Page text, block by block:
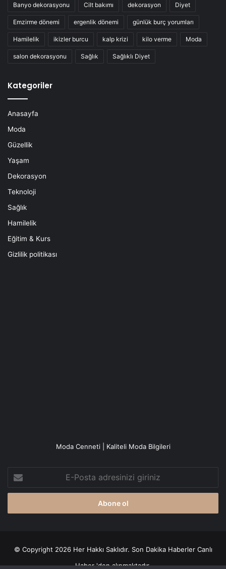
Banyo dekorasyonu Cilt bakımı dekorasyon Diyet
Emzirme dönemi ergenlik dönemi günlük burç yorumları
Hamilelik ikizler burcu kalp krizi kilo verme Moda
salon dekorasyonu Sağlık Sağlıklı Diyet
Kategoriler
Anasayfa
Moda
Güzellik
Yaşam
Dekorasyon
Teknoloji
Sağlık
Hamilelik
Eğitim & Kurs
Gizlilik politikası
Moda Cenneti | Kaliteli Moda Bilgileri
Posta
adresinizi
© Copyright 2026 Her Hakkı Saklıdır. Son Dakika Haberler Canlı
Haber'den alınmaktadır.